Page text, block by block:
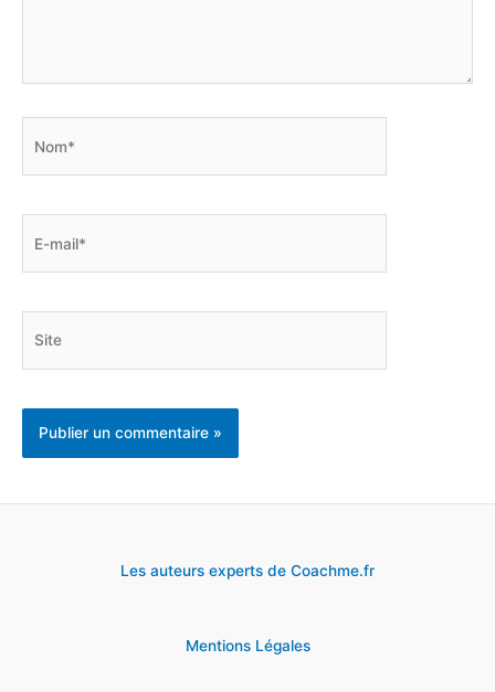
Les auteurs experts de Coachme.fr
Mentions Légales